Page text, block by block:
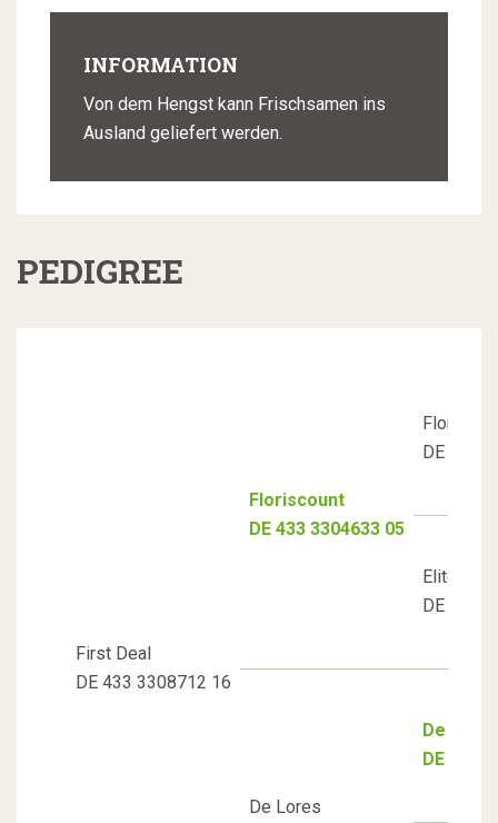
INFORMATION
Von dem Hengst kann Frischsamen ins
Ausland geliefert werden.
PEDIGREE
First Deal
DE 433 3308712 16
Floriscount
DE 433 3304633 05
DE 341
Elite St.
DE 333
De Lores
De Niro
DE 331